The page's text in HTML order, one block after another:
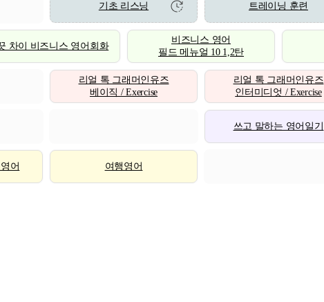
기초 리스닝 트레이닝 훈련
차이 비즈니스 영어회화
비즈니스 영어
필드 메뉴얼 10 1,2탄
리얼 톡 그래머인유즈
베이직 / Exercise
리얼 톡 그래머인유즈
인터미디엇 / Exercise
쓰고 말하는 영어일기
어 여행영어